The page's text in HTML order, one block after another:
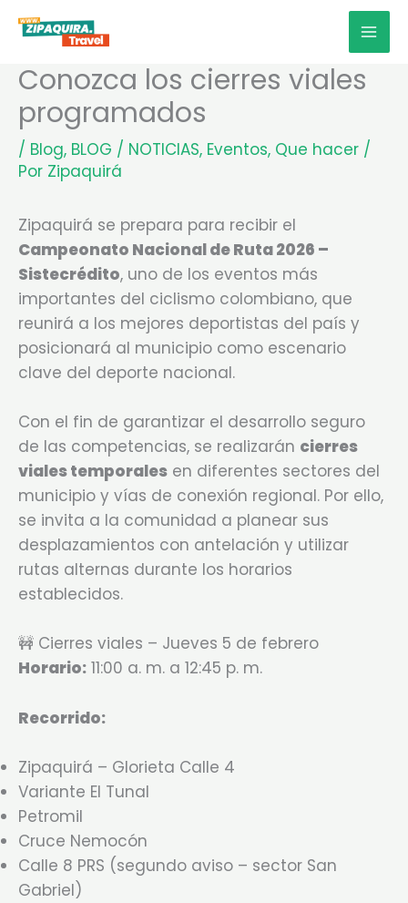
Conozca los cierres viales
programados
/ Blog, BLOG / NOTICIAS, Eventos, Que hacer /
Por Zipaquirá
Zipaquirá se prepara para recibir el
Campeonato Nacional de Ruta 2026 –
Sistecrédito, uno de los eventos más
importantes del ciclismo colombiano, que
reunirá a los mejores deportistas del país y
posicionará al municipio como escenario
clave del deporte nacional.
Con el fin de garantizar el desarrollo seguro
de las competencias, se realizarán cierres
viales temporales en diferentes sectores del
municipio y vías de conexión regional. Por ello,
se invita a la comunidad a planear sus
desplazamientos con antelación y utilizar
rutas alternas durante los horarios
establecidos.
🚧 Cierres viales – Jueves 5 de febrero
Horario: 11:00 a. m. a 12:45 p. m.
Recorrido:
Zipaquirá – Glorieta Calle 4
Variante El Tunal
Petromil
Cruce Nemocón
Calle 8 PRS (segundo aviso – sector San
Gabriel)